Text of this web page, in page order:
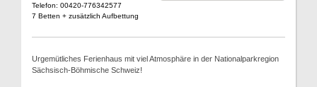
Telefon: 00420-776342577
7 Betten + zusätzlich Aufbettung
Urgemütliches Ferienhaus mit viel Atmosphäre in der Nationalparkregion
Sächsisch-Böhmische Schweiz!